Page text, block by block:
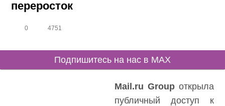
переросток
0 4751
Подпишитесь на нас в MAX
Mail.ru Group открыла
публичный доступ к